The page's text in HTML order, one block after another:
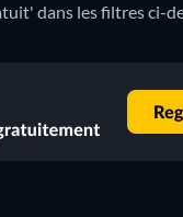
dans les filtres ci-